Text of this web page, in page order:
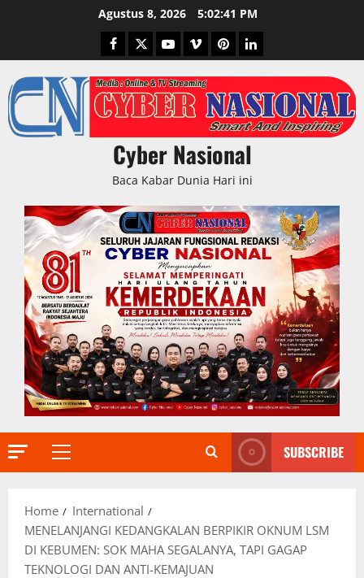
Agustus 8, 2026 5:02:42 PM
Facebook
TwitterYoutubeVimeoPinterestLinkedIn
Cyber Nasional
Baca Kabar Dunia Hari ini
Primary
SUBSCRIBE
Home
International
MENELANJANGI KEDANGKALAN BERPIKIR OKNUM LSM
DI KEBUMEN: SOK MAHA SEGALANYA, TAPI GAGAP
TEKNOLOGI DAN ANTI-KEMAJUAN